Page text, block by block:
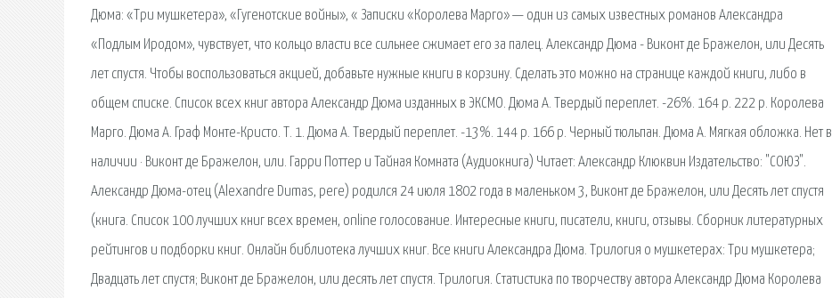
Дюма: «Три мушкетера», «Гугенотские войны», « Записки «Королева Марго» — один из самых известных романов Александра
«Подлым Иродом», чувствует, что кольцо власти все сильнее сжимает его за палец. Александр Дюма - Виконт де Бражелон, или Десять
лет спустя. Чтобы воспользоваться акцией, добавьте нужные книги в корзину. Сделать это можно на странице каждой книги, либо в
общем списке. Список всех книг автора Александр Дюма изданных в ЭКСМО. Дюма А. Твердый переплет. -26%. 164 р. 222 р. Королева
Марго. Дюма А. Граф Монте-Кристо. Т. 1. Дюма А. Твердый переплет. -13%. 144 р. 166 р. Черный тюльпан. Дюма А. Мягкая обложка. Нет в
наличии · Виконт де Бражелон, или. Гарри Поттер и Тайная Комната (Аудиокнига) Читает: Александр Клюквин Издательство: "СОЮЗ".
Александр Дюма-отец (Alexandre Dumas, pere) родился 24 июля 1802 года в маленьком 3, Виконт де Бражелон, или Десять лет спустя
(книга. Список 100 лучших книг всех времен, online голосование. Интересные книги, писатели, книги, отзывы. Сборник литературных
рейтингов и подборки книг. Онлайн библиотека лучших книг. Все книги Александра Дюма. Трилогия о мушкетерах: Три мушкетера;
Двадцать лет спустя; Виконт де Бражелон, или десять лет спустя. Трилогия. Статистика по творчеству автора Александр Дюма Королева